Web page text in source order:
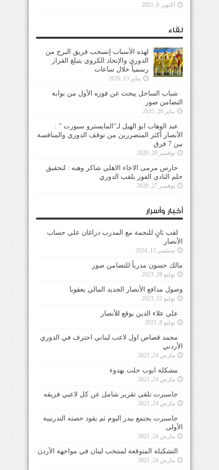
أكتوبر 6, 2021
لقاء
لهذه الأسباب إنسحب فريق البرج من
الدوري والإتحاد الكروي يتبلغ القرار
رسمياً خلال ساعات
يناير 13, 2026
شباب الساحل يبحث عن فوزه الأول من بوابة
التضامن صور
يناير 26, 2025
عبد الوهاب ابو الهيل لـ”المايسترو سبورت ” :
الأنصار أكثر المتضررين من توقف الدوري والمنافسة
بين 7 فرق
نوفمبر 29, 2020
حارس مرمى الاخاء الاهلي شاكر وهبه : لتحقيق
حلم النادي الفوز بلقب الدوري
نوفمبر 27, 2020
أخبار وأسرار
لقب ثانٍ للنجمة مع المدرب دراغان على حساب
الأنصار
سبتمبر 15, 2024
مالك حسون مدرباً للتضامن صور
يوليو 28, 2023
وصول مدافع الأنصار الجديد المالي يعقوبا
يوليو 12, 2023
علي علاء الدين يوقع للأنصار
يوليو 8, 2023
محمد قصاص اول لاعب لبناني احترف في الدوري
الأردني
مارس 24, 2021
مشكلة ايوب حلت بهدوء
مارس 24, 2021
جاسبرت تلقى تقرير شامل عن كل لاعبي فريقه
مارس 24, 2021
جاسبرت يجتمع ببدر اليوم ثم يقود حصته التدريبية
الأولى
مارس 24, 2021
التشكيلة المتوقعة لمنتخب لبنان في مواجهة الأردن
مارس 24, 2021